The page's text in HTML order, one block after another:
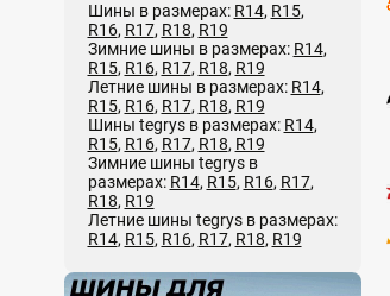
Шины в размерах: R14, R15,
R16, R17, R18, R19
Зимние шины в размерах: R14,
R15, R16, R17, R18, R19
Летние шины в размерах: R14,
R15, R16, R17, R18, R19
Шины tegrys в размерах: R14,
R15, R16, R17, R18, R19
Зимние шины tegrys в
размерах: R14, R15, R16, R17,
R18, R19
Летние шины tegrys в размерах:
R14, R15, R16, R17, R18, R19